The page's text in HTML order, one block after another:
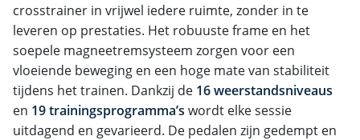
crosstrainer in vrijwel iedere ruimte, zonder in te
leveren op prestaties. Het robuuste frame en het
soepele magneetremsysteem zorgen voor een
vloeiende beweging en een hoge mate van stabiliteit
tijdens het trainen. Dankzij de 16 weerstandsniveaus
en 19 trainingsprogramma’s wordt elke sessie
uitdagend en gevarieerd. De pedalen zijn gedempt en